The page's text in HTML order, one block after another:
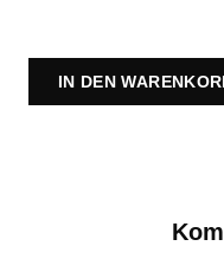
IN DEN